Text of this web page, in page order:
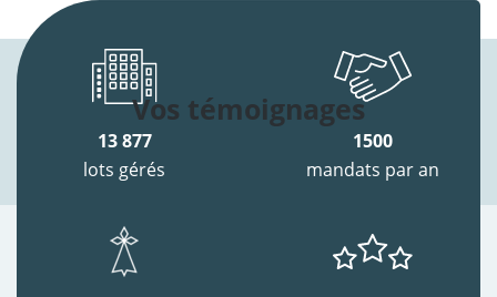
Vos témoignages
13 877
lots gérés
1500
mandats par an